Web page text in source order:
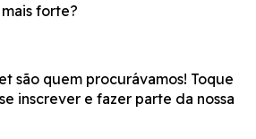
forte?
são quem procurávamos! Toque
inscrever e fazer parte da nossa